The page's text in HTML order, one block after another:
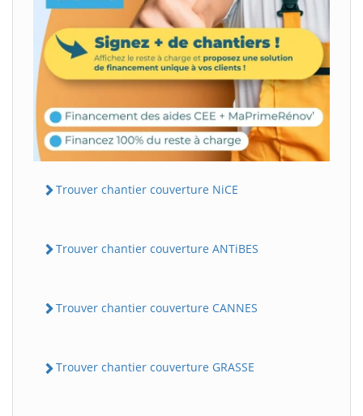
Trouver chantier couverture NiCE
Trouver chantier couverture ANTiBES
Trouver chantier couverture CANNES
Trouver chantier couverture GRASSE